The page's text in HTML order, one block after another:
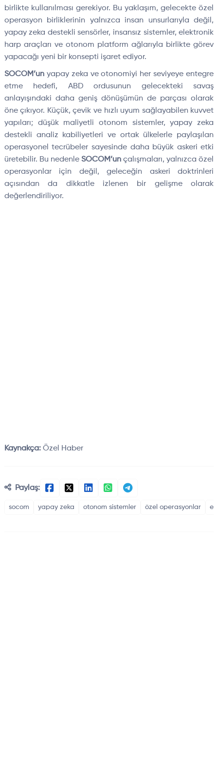
birlikte kullanılması gerekiyor. Bu yaklaşım, gelecekte özel
operasyon birliklerinin yalnızca insan unsurlarıyla değil,
yapay zeka destekli sensörler, insansız sistemler, elektronik
harp araçları ve otonom platform ağlarıyla birlikte görev
yapacağı yeni bir konsepti işaret ediyor.
SOCOM’un yapay zeka ve otonomiyi her seviyeye entegre
etme hedefi, ABD ordusunun gelecekteki savaş
anlayışındaki daha geniş dönüşümün de parçası olarak
öne çıkıyor. Küçük, çevik ve hızlı uyum sağlayabilen kuvvet
yapıları; düşük maliyetli otonom sistemler, yapay zeka
destekli analiz kabiliyetleri ve ortak ülkelerle paylaşılan
operasyonel tecrübeler sayesinde daha büyük askeri etki
üretebilir. Bu nedenle SOCOM’un çalışmaları, yalnızca özel
operasyonlar için değil, geleceğin askeri doktrinleri
açısından da dikkatle izlenen bir gelişme olarak
değerlendiriliyor.
Kaynakça: Özel Haber
Paylaş:
socom yapay zeka otonom sistemler özel operasyonlar